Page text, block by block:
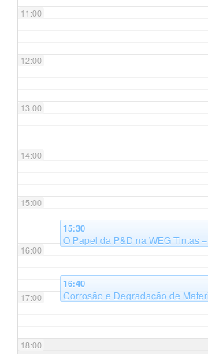
11:00
12:00
13:00
14:00
15:00
16:00
17:00
18:00
15:30
O Papel da P&D na WEG Tintas
16:40
Corrosão e Degradação de